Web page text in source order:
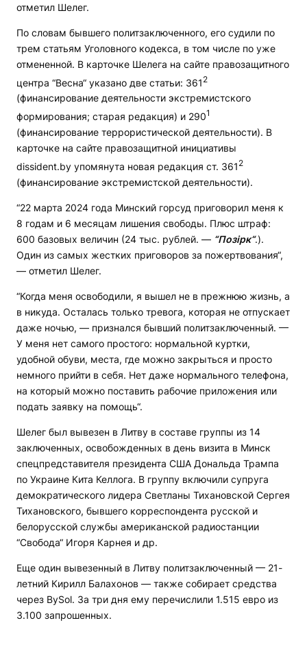
отметил Шелег.
По словам бывшего политзаключенного, его судили по
трем статьям Уголовного кодекса, в том числе по уже
отмененной. В карточке Шелега на сайте правозащитного
центра “Весна“ указано две статьи: 361 2
(финансирование деятельности экстремистского
формирования; старая редакция) и 2901
(финансирование террористической деятельности). В
карточке на сайте правозащитной инициативы
dissident.by упомянута новая редакция ст. 361 2
(финансирование экстремистской деятельности).
“22 марта 2024 года Минский горсуд приговорил меня к
8 годам и 6 месяцам лишения свободы. Плюс штраф:
600 базовых величин (24 тыс. рублей. — “Позірк“.).
Один из самых жестких приговоров за пожертвования“,
— отметил Шелег.
“Когда меня освободили, я вышел не в прежнюю жизнь, а
в никуда. Осталась только тревога, которая не отпускает
даже ночью, — признался бывший политзаключенный. —
У меня нет самого простого: нормальной куртки,
удобной обуви, места, где можно закрыться и просто
немного прийти в себя. Нет даже нормального телефона,
на который можно поставить рабочие приложения или
подать заявку на помощь“.
Шелег был вывезен в Литву в составе группы из 14
заключенных, освобожденных в день визита в Минск
спецпредставителя президента США Дональда Трампа
по Украине Кита Келлога. В группу включили супруга
демократического лидера Светланы Тихановской Сергея
Тихановского, бывшего корреспондента русской и
белорусской службы американской радиостанции
“Свобода“ Игоря Карнея и др.
Еще один вывезенный в Литву политзаключенный — 21-
летний Кирилл Балахонов — также собирает средства
через BySol. За три дня ему перечислили 1.515 евро из
3.100 запрошенных.